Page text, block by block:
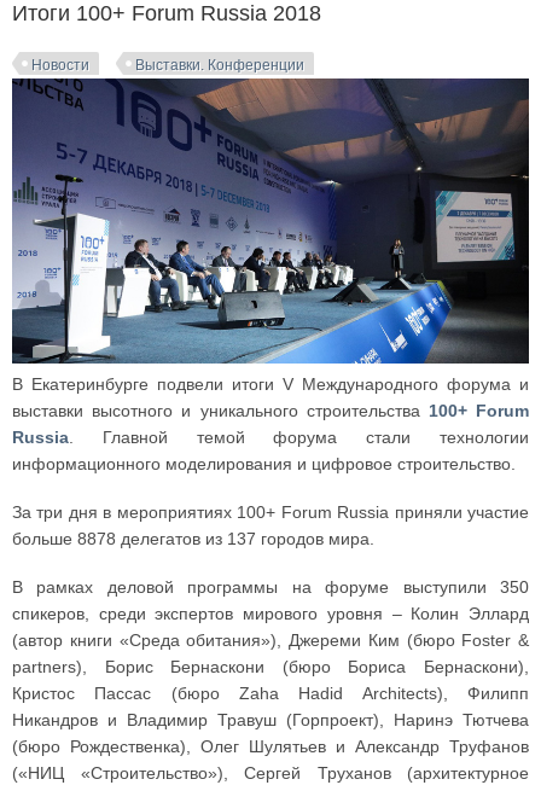
Итоги 100+ Forum Russia 2018
Новости Выставки. Конференции
В Екатеринбурге подвели итоги V Международного форума и
выставки высотного и уникального строительства 100+ Forum
Russia . Главной темой форума стали технологии
информационного моделирования и цифровое строительство.
За три дня в мероприятиях 100+ Forum Russia приняли участие
больше 8878 делегатов из 137 городов мира.
В рамках деловой программы на форуме выступили 350
спикеров, среди экспертов мирового уровня – Колин Эллард
(автор книги «Среда обитания»), Джереми Ким (бюро Foster &
partners), Борис Бернаскони (бюро Бориса Бернаскони),
Кристос Пассас (бюро Zaha Hadid Architects), Филипп
Никандров и Владимир Травуш (Горпроект), Наринэ Тютчева
(бюро Рождественка), Олег Шулятьев и Александр Труфанов
(«НИЦ «Строительство»), Сергей Труханов (архитектурное